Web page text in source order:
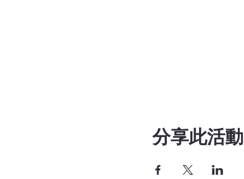
分享此活動